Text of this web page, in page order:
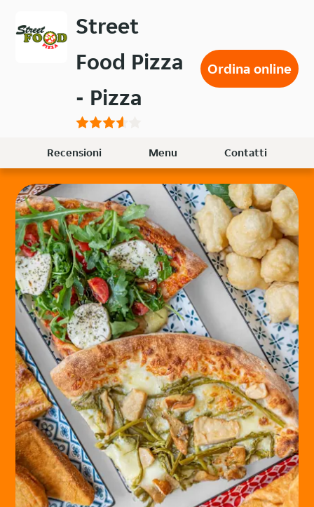
contenuto
Street
Food Pizza
- Pizza
Ordina online
Recensioni Menu Contatti